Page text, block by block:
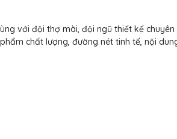
với đội thợ mài, đội ngũ thiết kế
chất lượng, đường nét tinh tế, nội